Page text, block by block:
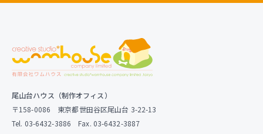
尾山台ハウス（制作オフィス）
〒158-0086 東京都世田谷区尾山台 3-22-13
Tel. 03-6432-3886 Fax. 03-6432-3887